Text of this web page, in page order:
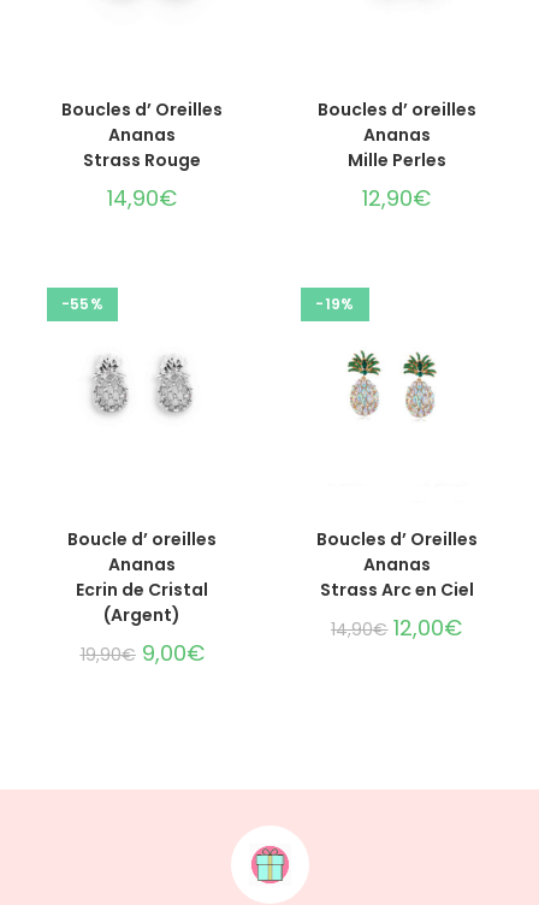
AJOUTER AU PANIER
Boucles d’ Oreilles
Ananas
Strass Rouge
14,90€
AJOUTER AU PANIER
Boucles d’ oreilles
Ananas
Mille Perles
12,90€
-55%
AJOUTER AU PANIER
Boucle d’ oreilles
Ananas
Ecrin de Cristal
(Argent)
19,90€ 9,00€
-19%
AJOUTER AU PANIER
Boucles d’ Oreilles
Ananas
Strass Arc en Ciel
14,90€ 12,00€